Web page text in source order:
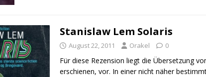
Stanislaw Lem Solaris
August 22, 2011 Orakel 0
Für diese Rezension liegt die Übersetzung
erschienen, vor. In einer nicht näher